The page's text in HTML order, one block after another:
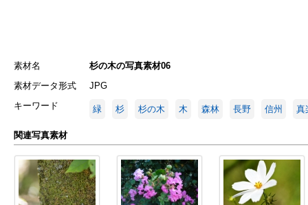
素材名
杉の木の写真素材06
素材データ形式
JPG
キーワード
緑 杉 杉の木 木 森林 長野 信州 真
関連写真素材